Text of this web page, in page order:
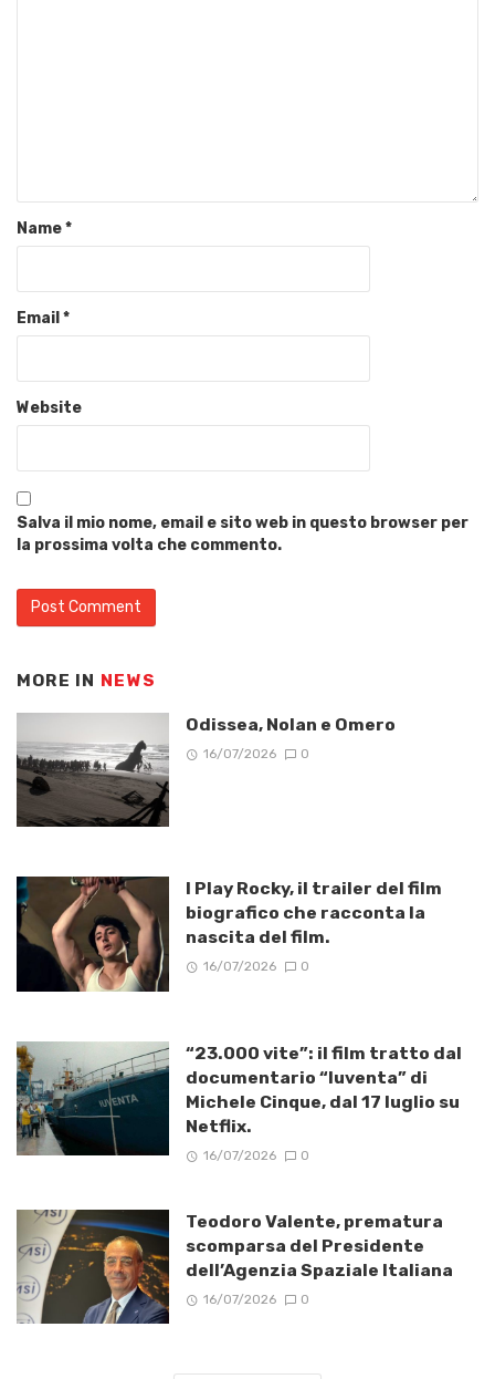
Name*
Email *
Website
Salva il mio nome, email e sito web in questo browser per
la prossima volta che commento.
MORE IN NEWS
Odissea, Nolan e Omero
16/07/2026 0
I Play Rocky, il trailer del film
biografico che racconta la
nascita del film.
16/07/2026 0
“23.000 vite”: il film tratto dal
documentario “Iuventa” di
Michele Cinque, dal 17 luglio su
Netflix.
16/07/2026 0
Teodoro Valente, prematura
scomparsa del Presidente
dell’Agenzia Spaziale Italiana
16/07/2026 0